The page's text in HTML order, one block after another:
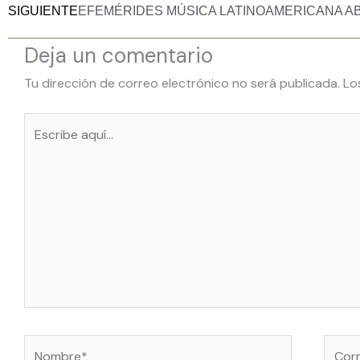
SIGUIENTEEFEMÉRIDES MÚSICA LATINOAMERICANA
Deja un comentario
Tu dirección de correo electrónico no será publicada.